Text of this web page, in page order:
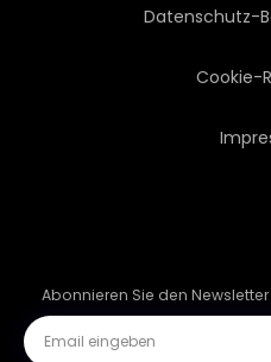
Datenschutz-
Cookie-
Abonnieren Sie den Newsletter